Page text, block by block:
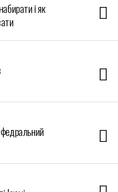
і як